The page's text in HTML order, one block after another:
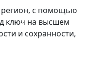
регион, с помощью
ключ на высшем
и сохранности,